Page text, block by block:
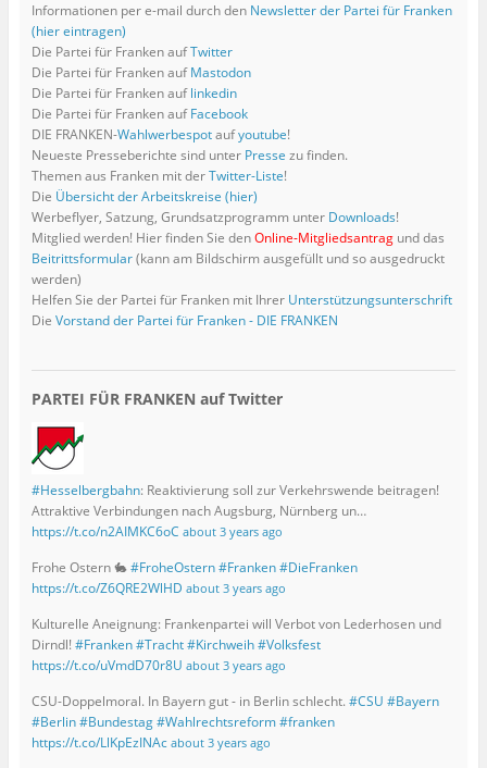
Informationen per e-mail durch den Newsletter der Partei für Franken
(hier eintragen)
Die Partei für Franken aufTwitter
Die Partei für Franken aufMastodon
Die Partei für Franken auflinkedin
Die Partei für Franken aufFacebook
DIE FRANKEN-Wahlwerbespotaufyoutube!
Neueste Presseberichte sind unter Presse zu finden.
Themen aus Franken mit derTwitter-Liste!
Die Übersicht der Arbeitskreise (hier)
Werbeflyer, Satzung, Grundsatzprogramm unter Downloads!
Mitglied werden! Hier finden Sie denOnline-Mitgliedsantragund das
Beitrittsformular(kann am Bildschirm ausgefüllt und so ausgedruckt
werden)
Helfen Sie der Partei für Franken mit Ihrer Unterstützungsunterschrift
Die Vorstand der Partei für Franken - DIE FRANKEN
PARTEI FÜR FRANKEN auf Twitter
#Hesselbergbahn: Reaktivierung soll zur Verkehrswende beitragen!
Attraktive Verbindungen nach Augsburg, Nürnberg un…
https://t.co/n2AIMKC6oC about 3 years ago
Frohe Ostern 🐇#FroheOstern #Franken #DieFranken
https://t.co/Z6QRE2WlHD about 3 years ago
Kulturelle Aneignung: Frankenpartei will Verbot von Lederhosen und
Dirndl! #Franken #Tracht #Kirchweih #Volksfest
https://t.co/uVmdD70r8U about 3 years ago
CSU-Doppelmoral. In Bayern gut - in Berlin schlecht. #CSU #Bayern
#Berlin #Bundestag #Wahlrechtsreform #franken
https://t.co/LlKpEzINAc about 3 years ago